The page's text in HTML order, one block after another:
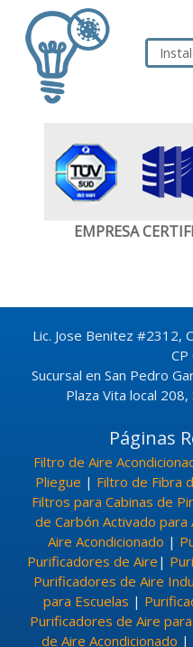
EMPRESA
Lic. Jose Benitez #2312,
Sucursal en San Pedro
Plaza Vita local
Páginas
Filtro de Aire
Pliegue | Filtro de Fibra
Filtros para Cabinas de
de Carbón Activado para
Aire Acondicionado |
Purificadores de Aire |
Purificadores de Aire
para Escuelas |
Purificadores de Aire
de Aire Acondicionado |